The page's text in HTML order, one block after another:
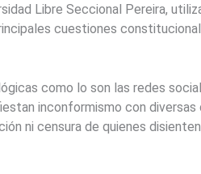
Libre Seccional Pereira,
cuestiones
como lo son las redes
inconformismo con
ni censura de quienes